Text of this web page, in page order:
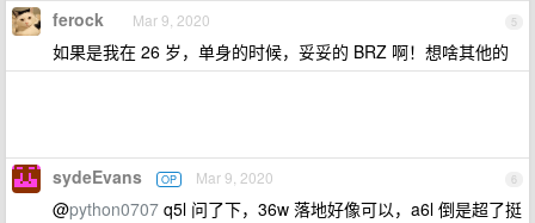
5
ferock Mar 9, 2020
如果是我在 26 岁，单身的时候，妥妥的 BRZ 啊！想啥其他的
6
sydeEvans OP Mar 9, 2020
@python0707 q5l 问了下，36w 落地好像可以，a6l 倒是超了挺